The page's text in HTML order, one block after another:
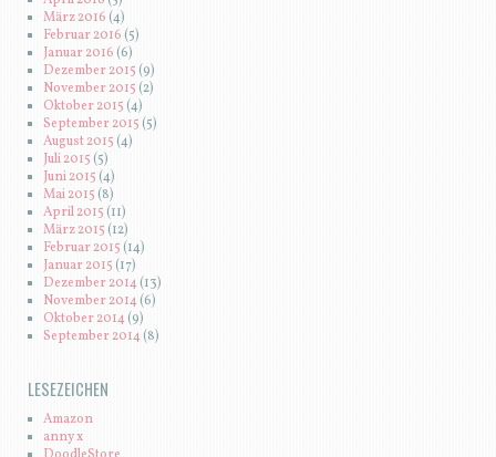
März 2016 (4)
Februar 2016(5)
Januar 2016 (6)
Dezember 2015 (9)
November 2015 (2)
Oktober 2015 (4)
September 2015 (5)
August 2015 (4)
Juli 2015 (5)
Juni 2015 (4)
Mai 2015(8)
April 2015 (11)
März 2015 (12)
Februar 2015 (14)
Januar 2015 (17)
Dezember 2014(13)
November 2014(6)
Oktober 2014(9)
September 2014(8)
LESEZEICHEN
Amazon
anny x